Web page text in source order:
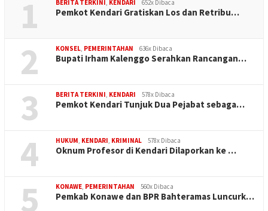
1 BERITA TERKINI, KENDARI 652x Dibaca
Pemkot Kendari Gratiskan Los dan Retribu…
2 KONSEL, PEMERINTAHAN 636x Dibaca
Bupati Irham Kalenggo Serahkan Rancangan…
3 BERITA TERKINI, KENDARI 578x Dibaca
Pemkot Kendari Tunjuk Dua Pejabat sebaga…
4 HUKUM, KENDARI, KRIMINAL 578x Dibaca
Oknum Profesor di Kendari Dilaporkan ke …
5 KONAWE, PEMERINTAHAN 560x Dibaca
Pemkab Konawe dan BPR Bahteramas Luncurk…